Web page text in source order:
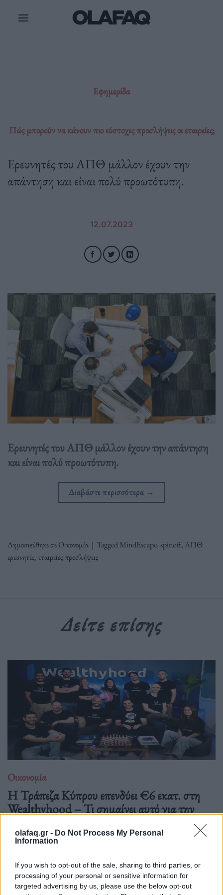
olafaq.gr - Do Not Process My Personal
Information
If you wish to opt-out of the sale, sharing to third parties, or
processing of your personal or sensitive information for
targeted advertising by us, please use the below opt-out
Εφημερίδα
Πώς μπορούν να κάνουν πιο εύστοχες προσλήψεις οι εταιρείες;
Ερευνητές του ΑΠΘ μάλλον έχουν την
απάντηση και είναι πολύ προωτότυπη.
12.07.2023
Ερευνητές του ΑΠΘ μάλλον έχουν την απάντηση
και είναι πολύ προωτότυπη.
Διαβάστε περισσότερα →
Δημοσιεύθηκε σεΟικονομία | TaggedMindEscape, spinoff,ΑΠΘ
ερευνητές, εταιρείες προσλήψεις
Δείτε επίσης
Οικονομία
Η Τράπεζα Κύπρου επενδύει €6 εκατ. στη
Wealthyhood – Τι σημαίνει αυτό για την
22.04.26
Ο νέος γύρος χρηματοδότησης φέρνει στο προσκήνιο την
πρώτη επενδυτική εφαρμογή με ελληνική άδεια και ανοίγει τη
συζήτηση για το μέλλον του wealth-building στη χώρα μας.